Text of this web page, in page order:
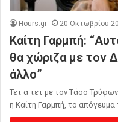
Hours.gr 20 Οκτωβρίου
Καίτη Γαρμπή:
θα χώριζα με τον
άλλο”
Τετ α τετ με τον Τάσο
η Καίτη Γαρμπή, το απόγευμα